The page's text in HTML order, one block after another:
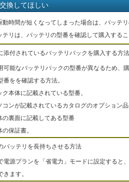
換してほしい
時間が短くなってしまった場合は、バッテ
リは、バッテリの型番を確認して購入するこ
添付されているバッテリパックを購入する方法
可能なバッテリパックの型番が異なるため、
をを確認する方法。
本体に記載されている型番。
ンが記載されているカタログのオプション品
の裏面に記載してある型番
保証書。
バッテリを長持ちさせる方法
電源プランを「省電力」モードに設定すると
ます。